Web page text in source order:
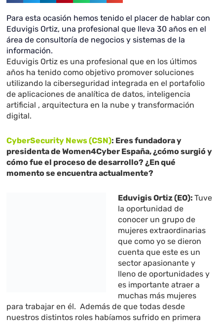
Para esta ocasión hemos tenido el placer de hablar con
Eduvigis Ortiz, una profesional que lleva 30 años en el
área de consultoría de negocios y sistemas de la
información.
Eduvigis Ortiz es una profesional que en los últimos
años ha tenido como objetivo promover soluciones
utilizando la ciberseguridad integrada en el portafolio
de aplicaciones de analítica de datos, inteligencia
artificial , arquitectura en la nube y transformación
digital.
CyberSecurity News (CSN): Eres fundadora y
presidenta de Women4Cyber España, ¿cómo surgió y
cómo fue el proceso de desarrollo? ¿En qué
momento se encuentra actualmente?
Eduvigis Ortiz (EO):Tuve
la oportunidad de
conocer un grupo de
mujeres extraordinarias
que como yo se dieron
cuenta que este es un
sector apasionante y
lleno de oportunidades y
es importante atraer a
muchas más mujeres
para trabajar en él. Además de que todas desde
nuestros distintos roles habíamos sufrido en primera